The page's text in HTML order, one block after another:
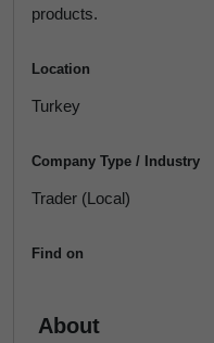
products.
Location
Turkey
Company Type / Industry
Trader (Local)
Find on
About